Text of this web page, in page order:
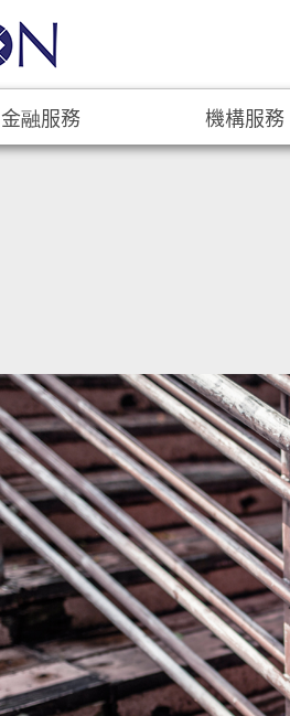
金融服務 機構服務